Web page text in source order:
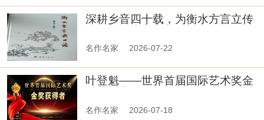
深耕乡音四十载，为衡水方言立传
名作名家 2026-07-22
叶登魁——世界首届国际艺术奖金
名作名家 2026-07-18